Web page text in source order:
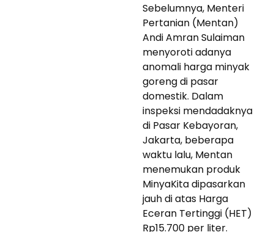
Sebelumnya, Menteri
Pertanian (Mentan)
Andi Amran Sulaiman
menyoroti adanya
anomali harga minyak
goreng di pasar
domestik. Dalam
inspeksi mendadaknya
di Pasar Kebayoran,
Jakarta, beberapa
waktu lalu, Mentan
menemukan produk
MinyaKita dipasarkan
jauh di atas Harga
Eceran Tertinggi (HET)
Rp15.700 per liter.